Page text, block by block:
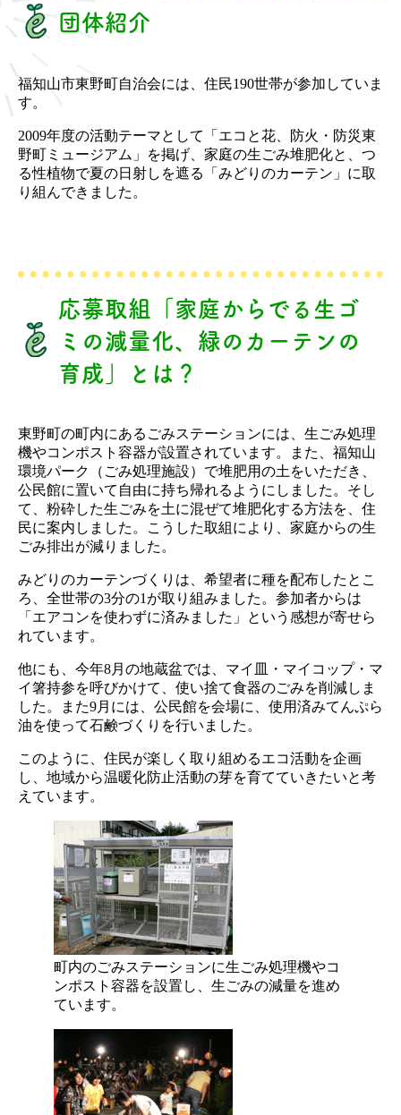
団体紹介
福知山市東野町自治会には、住民190世帯が参加していま
す。
2009年度の活動テーマとして「エコと花、防火・防災東
野町ミュージアム」を掲げ、家庭の生ごみ堆肥化と、つ
る性植物で夏の日射しを遮る「みどりのカーテン」に取
り組んできました。
応募取組「家庭からでる生ゴ
ミの減量化、緑のカーテンの
育成」とは？
東野町の町内にあるごみステーションには、生ごみ処理
機やコンポスト容器が設置されています。また、福知山
環境パーク（ごみ処理施設）で堆肥用の土をいただき、
公民館に置いて自由に持ち帰れるようにしました。そし
て、粉砕した生ごみを土に混ぜて堆肥化する方法を、住
民に案内しました。こうした取組により、家庭からの生
ごみ排出が減りました。
みどりのカーテンづくりは、希望者に種を配布したとこ
ろ、全世帯の3分の1が取り組みました。参加者からは
「エアコンを使わずに済みました」という感想が寄せら
れています。
他にも、今年8月の地蔵盆では、マイ皿・マイコップ・マ
イ箸持参を呼びかけて、使い捨て食器のごみを削減しま
した。また9月には、公民館を会場に、使用済みてんぷら
油を使って石鹸づくりを行いました。
このように、住民が楽しく取り組めるエコ活動を企画
し、地域から温暖化防止活動の芽を育てていきたいと考
えています。
町内のごみステーションに生ごみ処理機やコ
ンポスト容器を設置し、生ごみの減量を進め
ています。